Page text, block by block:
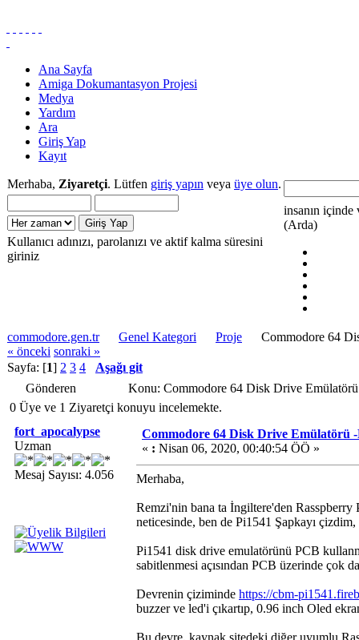
Ana Sayfa
Amiga Dokumantasyon Projesi
Medya
Yardım
Ara
Giriş Yap
Kayıt
Merhaba, Ziyaretçi. Lütfen giriş yapın veya üye olun.
Kullanıcı adınızı, parolanızı ve aktif kalma süresini
giriniz
insanın içinde
(Arda)
commodore.gen.tr Genel Kategori Proje
Commodore 64
« önceki sonraki »
Sayfa: [1] 2 3 4
Aşağı git
Gönderen
Konu: Commodore 64 Disk Drive
0 Üye ve 1 Ziyaretçi konuyu incelemekte.
fort_apocalypse
Uzman
Mesaj Sayısı: 4.056
Commodore 64 Disk Drive Emülatörü
« : Nisan 06, 2020, 00:40:54 ÖÖ »
Merhaba,
Remzi'nin bana ta İngiltere'den
neticesinde, ben de Pi1541 Şapkayı çizdim,
Pi1541 disk drive emulatörünü PCB
sabitlenmesi açısından PCB üzerinde çok
Devrenin çiziminde https://cbm-
buzzer ve led'i çıkartıp, 0.96 inch Oled
Bu devre, kaynak sitedeki diğer uyumlu